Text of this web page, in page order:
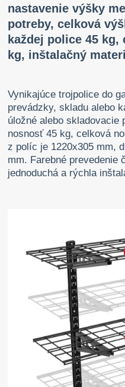
nastavenie výšky
potreby, celková
každej police 45
kg, inštalačný
Vynikajúce trojpolice do
prevádzky, skladu alebo
úložné alebo skladovacie
nosnosť 45 kg, celková
z políc je 1220x305 mm,
mm. Farebné prevedenie
jednoduchá a rýchla